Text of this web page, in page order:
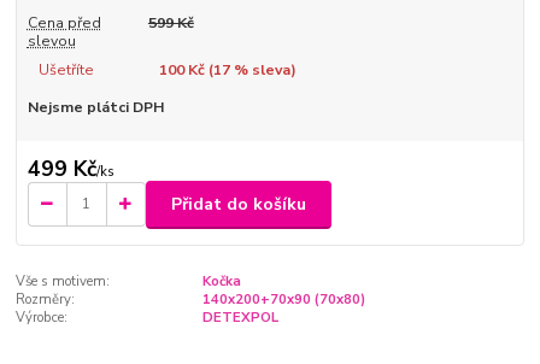
Cena před
slevou
599 Kč
Ušetříte 100 Kč (17% sleva)
Nejsme plátci DPH
499 Kč/ks
Přidat do košíku
Vše s motivem:
Kočka
Rozměry:
140x200+70x90 (70x80)
Výrobce:
DETEXPOL